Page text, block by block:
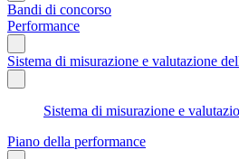
Bandi di concorso
Performance
Sistema di misurazione e valutazione
Sistema di misurazione e
Piano della performance